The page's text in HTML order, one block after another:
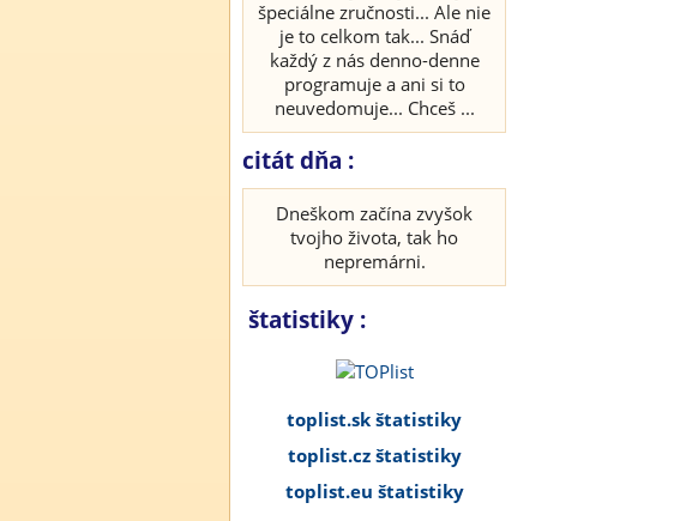
špeciálne zručnosti... Ale nie
je to celkom tak... Snáď
každý z nás denno-denne
programuje a ani si to
neuvedomuje... Chceš ...
citát dňa :
Dneškom začína zvyšok
tvojho života, tak ho
nepremárni.
štatistiky :
toplist.sk štatistiky
toplist.cz štatistiky
toplist.eu štatistiky